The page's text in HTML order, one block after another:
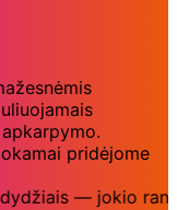
pridėjome
— jokio